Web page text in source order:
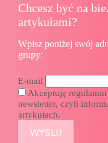
Chcesz być na
artykułami?
Wpisz poniżej swój
grupy:
E-mail
Akceptuję
newsletter, czyli
artykułach.